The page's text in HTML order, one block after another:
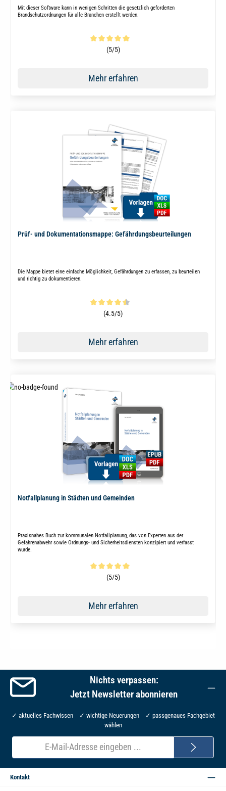
Mit dieser Software kann in wenigen Schritten die gesetzlich geforderten
Brandschutzordnungen für alle Branchen erstellt werden.
Durchschnittliche Bewertung von 5 von 5 Sternen
(5/5)
Mehr erfahren
Prüf- und Dokumentationsmappe: Gefährdungsbeurteilungen
Die Mappe bietet eine einfache Möglichkeit, Gefährdungen zu erfassen, zu beurteilen
und richtig zu dokumentieren.
Durchschnittliche Bewertung von 4.5 von 5 Sternen
(4.5/5)
Mehr erfahren
Notfallplanung in Städten und Gemeinden
Praxisnahes Buch zur kommunalen Notfallplanung, das von Experten aus der
Gefahrenabwehr sowie Ordnungs- und Sicherheitsdiensten konzipiert und verfasst
wurde.
Durchschnittliche Bewertung von 5 von 5 Sternen
(5/5)
Mehr erfahren
Nichts verpassen:
Jetzt Newsletter abonnieren
✓ aktuelles Fachwissen ✓ wichtige Neuerungen ✓ passgenaues Fachgebiet
wählen
E-
Mail-
Adresse*
Kontakt